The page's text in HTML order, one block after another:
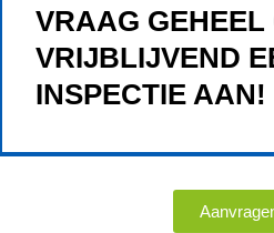
VRAAG GEHEEL
VRIJBLIJVEND
INSPECTIE AAN!